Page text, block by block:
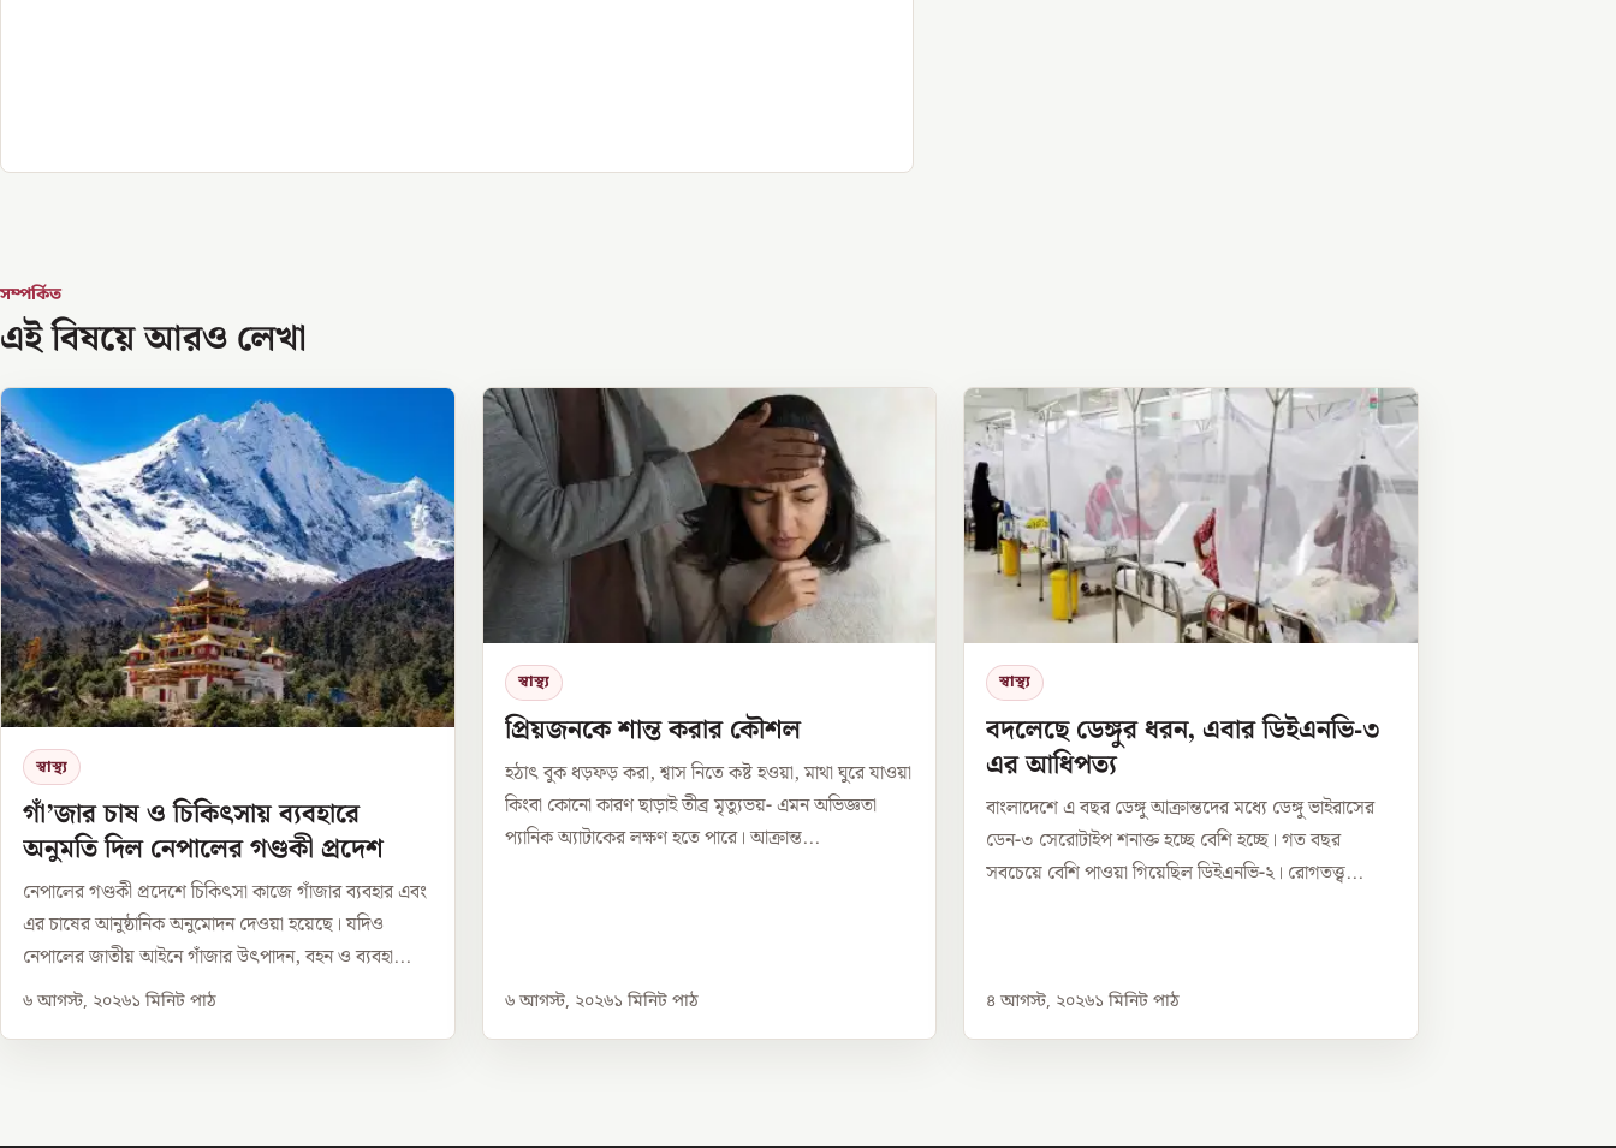
সম্পর্কিত
এই বিষয়ে আরও লেখা
স্বাস্থ্য
গাঁ’জার চাষ ও চিকিৎসায় ব্যবহারে
অনুমতি দিল নেপালের গণ্ডকী প্রদেশ
নেপালের গণ্ডকী প্রদেশে চিকিৎসা কাজে গাঁজার ব্যবহার এবং
এর চাষের আনুষ্ঠানিক অনুমোদন দেওয়া হয়েছে। যদিও
নেপালের জাতীয় আইনে গাঁজার উৎপাদন, বহন ও ব্যবহা...
৬ আগস্ট, ২০২৬১ মিনিট পাঠ
স্বাস্থ্য
প্রিয়জনকে শান্ত করার কৌশল
হঠাৎ বুক ধড়ফড় করা, শ্বাস নিতে কষ্ট হওয়া, মাথা ঘুরে যাওয়া
কিংবা কোনো কারণ ছাড়াই তীব্র মৃত্যুভয়- এমন অভিজ্ঞতা
প্যানিক অ্যাটাকের লক্ষণ হতে পারে। আক্রান্ত...
৬ আগস্ট, ২০২৬১ মিনিট পাঠ
স্বাস্থ্য
বদলেছে ডেঙ্গুর ধরন, এবার ডিইএনভি-৩
এর আধিপত্য
বাংলাদেশে এ বছর ডেঙ্গু আক্রান্তদের মধ্যে ডেঙ্গু ভাইরাসের
ডেন-৩ সেরোটাইপ শনাক্ত হচ্ছে বেশি হচ্ছে। গত বছর
সবচেয়ে বেশি পাওয়া গিয়েছিল ডিইএনভি-২। রোগতত্ত্ব...
৪ আগস্ট, ২০২৬১ মিনিট পাঠ